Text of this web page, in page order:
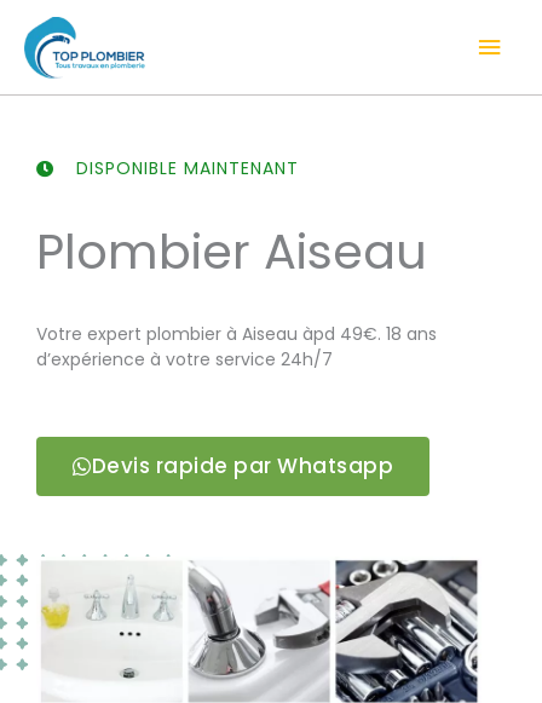
contenu
DISPONIBLE MAINTENANT
Plombier Aiseau
Votre expert plombier à Aiseau àpd 49€. 18 ans
d’expérience à votre service 24h/7
Devis rapide par Whatsapp